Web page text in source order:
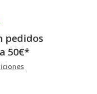
pedidos
50€*